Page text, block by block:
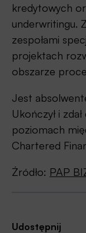
kredytowych
underwritingu.
zespołami
projektach
obszarze
Jest
Ukończył i
poziomach
Chartered
Źródło: PAP
Udostępnij